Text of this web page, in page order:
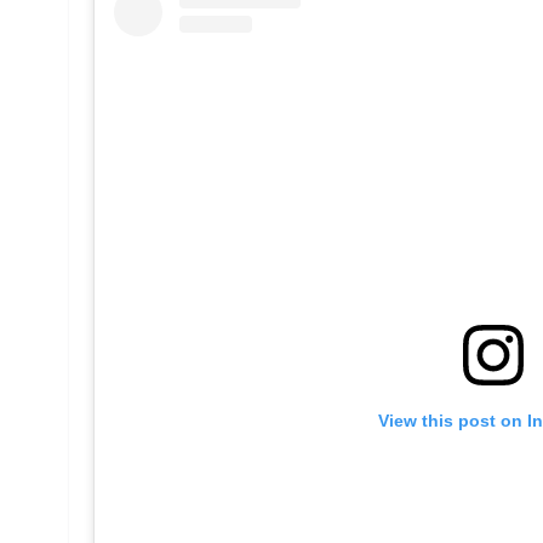
View this post on